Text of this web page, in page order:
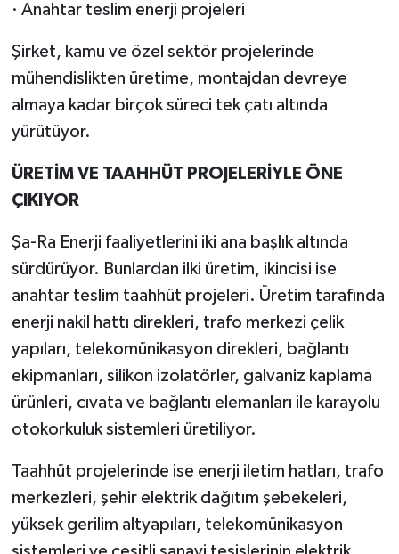
· Anahtar teslim enerji projeleri
Şirket, kamu ve özel sektör projelerinde
mühendislikten üretime, montajdan devreye
almaya kadar birçok süreci tek çatı altında
yürütüyor.
ÜRETİM VE TAAHHÜT PROJELERİYLE ÖNE
ÇIKIYOR
Şa-Ra Enerji faaliyetlerini iki ana başlık altında
sürdürüyor. Bunlardan ilki üretim, ikincisi ise
anahtar teslim taahhüt projeleri. Üretim tarafında
enerji nakil hattı direkleri, trafo merkezi çelik
yapıları, telekomünikasyon direkleri, bağlantı
ekipmanları, silikon izolatörler, galvaniz kaplama
ürünleri, cıvata ve bağlantı elemanları ile karayolu
otokorkuluk sistemleri üretiliyor.
Taahhüt projelerinde ise enerji iletim hatları, trafo
merkezleri, şehir elektrik dağıtım şebekeleri,
yüksek gerilim altyapıları, telekomünikasyon